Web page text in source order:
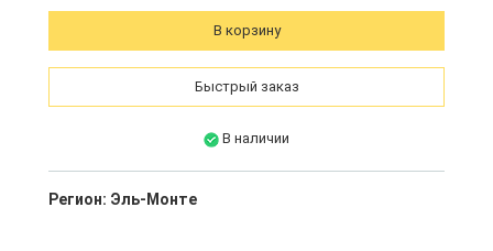
В корзину
Быстрый заказ
В наличии
Регион: Эль-Монте